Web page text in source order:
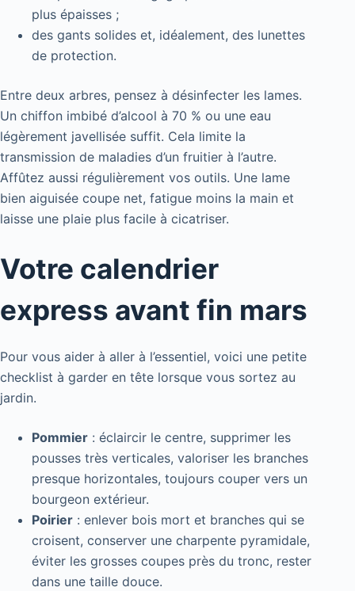
plus épaisses ;
des gants solides et, idéalement, des lunettes
de protection.
Entre deux arbres, pensez à désinfecter les lames.
Un chiffon imbibé d’alcool à 70 % ou une eau
légèrement javellisée suffit. Cela limite la
transmission de maladies d’un fruitier à l’autre.
Affûtez aussi régulièrement vos outils. Une lame
bien aiguisée coupe net, fatigue moins la main et
laisse une plaie plus facile à cicatriser.
Votre calendrier
express avant fin mars
Pour vous aider à aller à l’essentiel, voici une petite
checklist à garder en tête lorsque vous sortez au
jardin.
Pommier : éclaircir le centre, supprimer les
pousses très verticales, valoriser les branches
presque horizontales, toujours couper vers un
bourgeon extérieur.
Poirier : enlever bois mort et branches qui se
croisent, conserver une charpente pyramidale,
éviter les grosses coupes près du tronc, rester
dans une taille douce.